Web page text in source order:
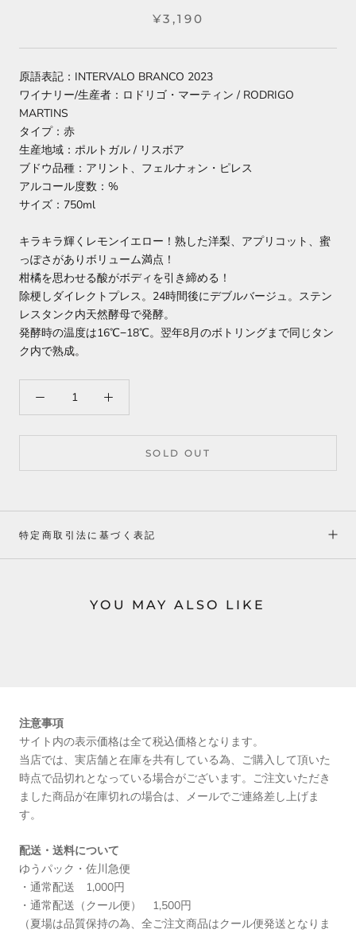
¥3,190
原語表記：INTERVALO BRANCO 2023
ワイナリー/生産者：ロドリゴ・マーティン / RODRIGO
MARTINS
タイプ：赤
生産地域：ポルトガル / リスボア
ブドウ品種：アリント、フェルナォン・ピレス
アルコール度数：%
サイズ：750ml
キラキラ輝くレモンイエロー！熟した洋梨、アプリコット、蜜
っぽさがありボリューム満点！
柑橘を思わせる酸がボディを引き締める！
除梗しダイレクトプレス。24時間後にデブルバージュ。ステン
レスタンク内天然酵母で発酵。
発酵時の温度は16℃−18℃。翌年8月のボトリングまで同じタン
ク内で熟成。
SOLD OUT
特定商取引法に基づく表記
YOU MAY ALSO LIKE
注意事項
サイト内の表示価格は全て税込価格となります。
当店では、実店舗と在庫を共有している為、ご購入して頂いた
時点で品切れとなっている場合がございます。ご注文いただき
ました商品が在庫切れの場合は、メールでご連絡差し上げま
す。
配送・送料について
ゆうパック・佐川急便
・通常配送 1,000円
・通常配送（クール便） 1,500円
（夏場は品質保持の為、全ご注文商品はクール便発送となりま